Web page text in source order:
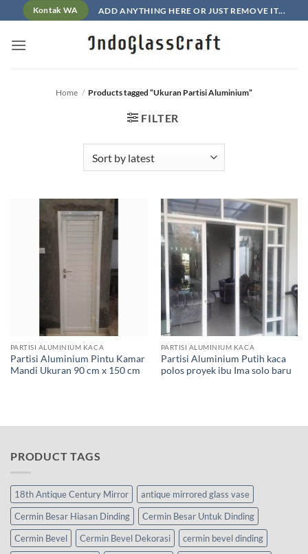
to
content
Kontak WA ADD ANYTHING HERE OR JUST REMOVE IT...
Home / Products tagged “Ukuran Partisi Aluminium”
FILTER
PARTISI ALUMINIUM KACA
Partisi Aluminium Pintu Kamar
Mandi Ukuran 90 cm x 150 cm
PARTISI ALUMINIUM KACA
Partisi Aluminium Putih kaca
polos proyek ibu Ima solo baru
PRODUCT TAGS
18th Antique Century Mirror
antique mirrored glass vase
Cermin Besar Hiasan Dinding
Cermin Besar Untuk Dinding
Cermin Bevel
Cermin Bevel Dekorasi
cermin bevel dinding